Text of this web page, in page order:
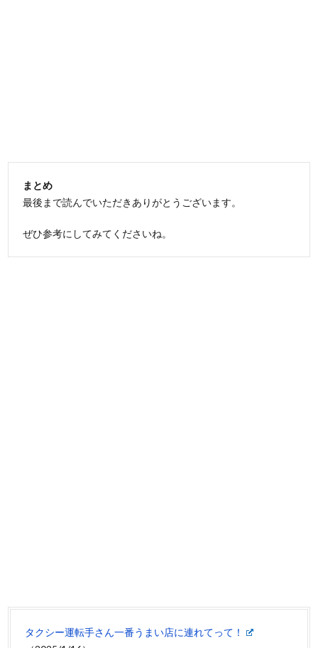
まとめ
最後まで読んでいただきありがとうございます。
ぜひ参考にしてみてくださいね。
タクシー運転手さん一番うまい店に連れてって！